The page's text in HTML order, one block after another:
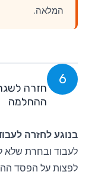
המלאה.
6
חזרה
ההחלמה
בנוגע לחזרה
לעבוד ובחרת שלא
לפצות על הפסד